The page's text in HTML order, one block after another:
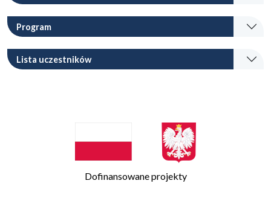
Program
Lista uczestników
Dofinansowane projekty